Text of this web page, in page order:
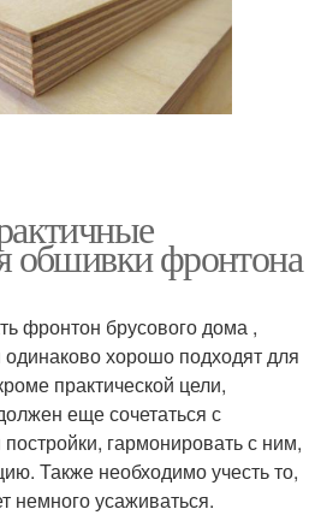
обшивки фронтона
фронтон брусового дома ,
хорошо подходят для
практической цели,
еще сочетаться с
гармонировать с ним,
Также необходимо учесть то,
немного усаживаться.